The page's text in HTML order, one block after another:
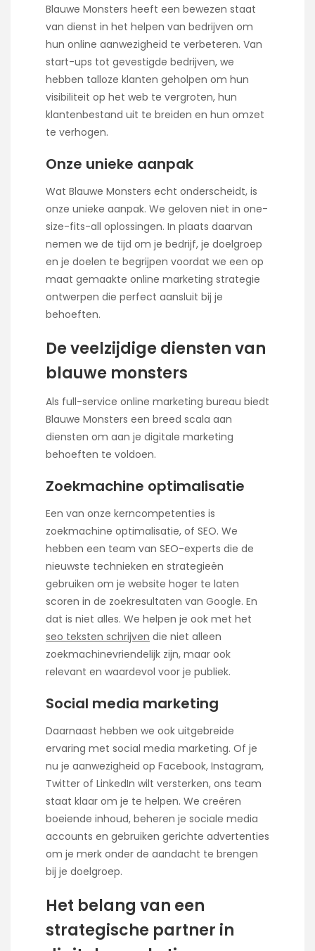
Blauwe Monsters heeft een bewezen staat
van dienst in het helpen van bedrijven om
hun online aanwezigheid te verbeteren. Van
start-ups tot gevestigde bedrijven, we
hebben talloze klanten geholpen om hun
visibiliteit op het web te vergroten, hun
klantenbestand uit te breiden en hun omzet
te verhogen.
Onze unieke aanpak
Wat Blauwe Monsters echt onderscheidt, is
onze unieke aanpak. We geloven niet in one-
size-fits-all oplossingen. In plaats daarvan
nemen we de tijd om je bedrijf, je doelgroep
en je doelen te begrijpen voordat we een op
maat gemaakte online marketing strategie
ontwerpen die perfect aansluit bij je
behoeften.
De veelzijdige diensten van
blauwe monsters
Als full-service online marketing bureau biedt
Blauwe Monsters een breed scala aan
diensten om aan je digitale marketing
behoeften te voldoen.
Zoekmachine optimalisatie
Een van onze kerncompetenties is
zoekmachine optimalisatie, of SEO. We
hebben een team van SEO-experts die de
nieuwste technieken en strategieën
gebruiken om je website hoger te laten
scoren in de zoekresultaten van Google. En
dat is niet alles. We helpen je ook met het
seo teksten schrijven die niet alleen
zoekmachinevriendelijk zijn, maar ook
relevant en waardevol voor je publiek.
Social media marketing
Daarnaast hebben we ook uitgebreide
ervaring met social media marketing. Of je
nu je aanwezigheid op Facebook, Instagram,
Twitter of LinkedIn wilt versterken, ons team
staat klaar om je te helpen. We creëren
boeiende inhoud, beheren je sociale media
accounts en gebruiken gerichte advertenties
om je merk onder de aandacht te brengen
bij je doelgroep.
Het belang van een
strategische partner in